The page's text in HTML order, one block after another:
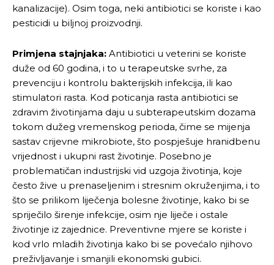
kanalizacije). Osim toga, neki antibiotici se koriste i kao
pesticidi u biljnoj proizvodnji.
Primjena stajnjaka: Antibiotici u veterini se koriste
duže od 60 godina, i to u terapeutske svrhe, za
prevenciju i kontrolu bakterijskih infekcija, ili kao
stimulatori rasta. Kod poticanja rasta antibiotici se
zdravim životinjama daju u subterapeutskim dozama
tokom dužeg vremenskog perioda, čime se mijenja
sastav crijevne mikrobiote, što pospješuje hranidbenu
vrijednost i ukupni rast životinje. Posebno je
problematičan industrijski vid uzgoja životinja, koje
često žive u prenaseljenim i stresnim okruženjima, i to
što se prilikom liječenja bolesne životinje, kako bi se
spriječilo širenje infekcije, osim nje liječe i ostale
životinje iz zajednice. Preventivne mjere se koriste i
kod vrlo mladih životinja kako bi se povećalo njihovo
preživljavanje i smanjili ekonomski gubici.